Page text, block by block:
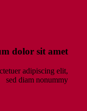
dolor sit amet
adipiscing elit,
sed diam nonummy